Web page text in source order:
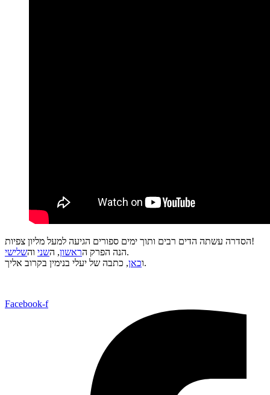
הסדרה עשתה הדים רבים ותוך ימים ספורים הגיעה למעל מליון צפיות!
הנה הפרק הראשון, השני והשלישי
.
וכאן , כתבה של יעלי בנימין בקרוב אליך.
Facebook-f